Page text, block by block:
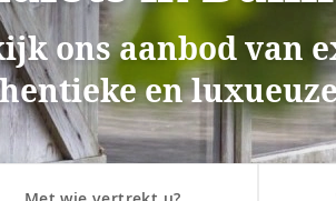
ons aanbod van
en